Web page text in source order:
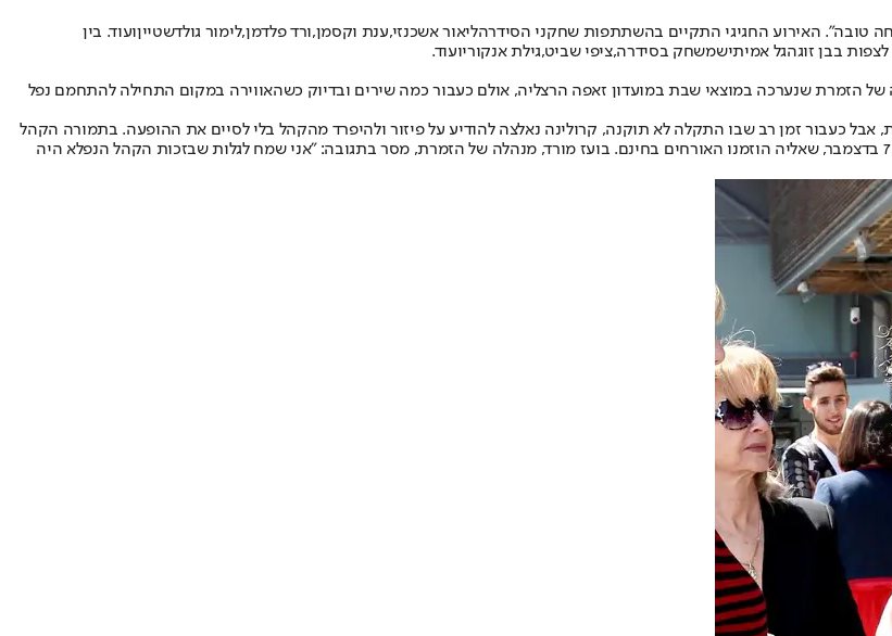
טובה". האירוע החגיגי התקיים בהשתתפות שחקני הסידרהליאור אשכנזי,ענת וקסמן,ורד פלדמן,לימור גולדשטייןועוד. בין
בבן זוגהגל אמיתישמשחק בסידרה,ציפי שביט,גילת אנקוריועוד.
של הזמרת שנערכה במוצאי שבת במועדון זאפה הרצליה, אולם כעבור כמה שירים ובדיוק כשהאווירה במקום התחילה להתחמם נפל
כעבור זמן רב שבו התקלה לא תוקנה, קרולינה נאלצה להודיע על פיזור ולהיפרד מהקהל בלי לסיים את ההופעה. בתמורה הקהל
קיבל צ'ופר ולא שילם על האוכל והשתייה שהוזמנו קודם, וגם נקבע מועד חלופי להופעה, 7 בדצמבר, שאליה הוזמנו האורחים בחינם. בועז מורד, מנהלה של הזמרת, מסר בתגובה: "אני שמח לגלות שבזכות הקהל הנפלא היה